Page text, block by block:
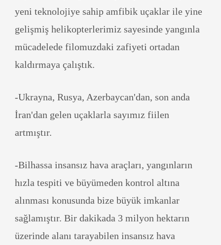
yeni teknolojiye sahip amfibik uçaklar ile yine
gelişmiş helikopterlerimiz sayesinde yangınla
mücadelede filomuzdaki zafiyeti ortadan
kaldırmaya çalıştık.
-Ukrayna, Rusya, Azerbaycan'dan, son anda
İran'dan gelen uçaklarla sayımız fiilen
artmıştır.
-Bilhassa insansız hava araçları, yangınların
hızla tespiti ve büyümeden kontrol altına
alınması konusunda bize büyük imkanlar
sağlamıştır. Bir dakikada 3 milyon hektarın
üzerinde alanı tarayabilen insansız hava